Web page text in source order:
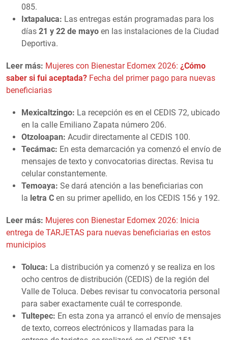
085.
Ixtapaluca: Las entregas están programadas para los
días 21 y 22 de mayo en las instalaciones de la Ciudad
Deportiva.
Leer más: Mujeres con Bienestar Edomex 2026: ¿Cómo
saber si fui aceptada? Fecha del primer pago para nuevas
beneficiarias
Mexicaltzingo: La recepción es en el CEDIS 72, ubicado
en la calle Emiliano Zapata número 206.
Otzoloapan: Acudir directamente al CEDIS 100.
Tecámac: En esta demarcación ya comenzó el envío de
mensajes de texto y convocatorias directas. Revisa tu
celular constantemente.
Temoaya: Se dará atención a las beneficiarias con
la letra C en su primer apellido, en los CEDIS 156 y 192.
Leer más: Mujeres con Bienestar Edomex 2026: Inicia
entrega de TARJETAS para nuevas beneficiarias en estos
municipios
Toluca: La distribución ya comenzó y se realiza en los
ocho centros de distribución (CEDIS) de la región del
Valle de Toluca. Debes revisar tu convocatoria personal
para saber exactamente cuál te corresponde.
Tultepec: En esta zona ya arrancó el envío de mensajes
de texto, correos electrónicos y llamadas para la